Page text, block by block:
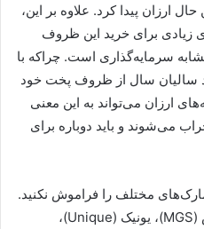
ارزان پیدا کرد. علاوه بر این،
زیادی برای خرید این ظروف
سرمایه‌گذاری است. چراکه با
سالیان سال از ظروف پخت خود
ارزان می‌تواند به این معنی
می‌شوند و باید دوباره برای
مختلف را فراموش نکنید.
به عنوان مثال، برندهای ام‌جی‌اس (MGS)، یونیک (Unique)،